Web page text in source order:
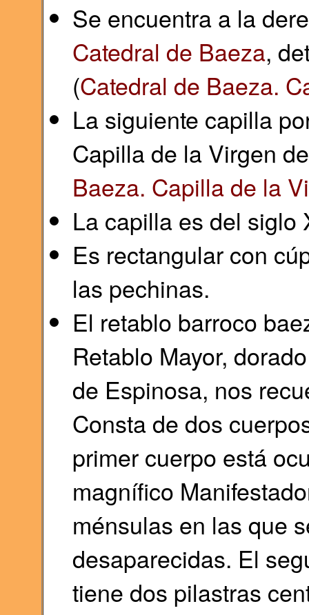
Se encuentra a la
Catedral de Baeza,
(Catedral de Baeza.
La siguiente capilla
Capilla de la Virgen
Baeza. Capilla de la
La capilla es del siglo
Es rectangular con
las pechinas.
El retablo barroco
Retablo Mayor,
de Espinosa, nos
Consta de dos
primer cuerpo está
magnífico
ménsulas en las que
desaparecidas. El
tiene dos pilastras